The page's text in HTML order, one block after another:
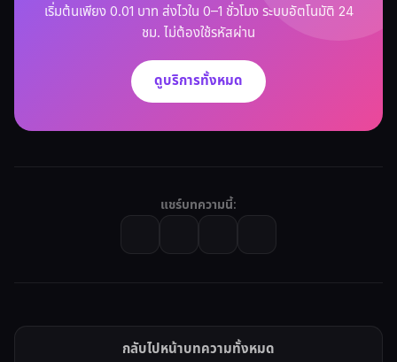
เริ่มต้นเพียง 0.01 บาท ส่งไวใน 0–1 ชั่วโมง ระบบอัตโนมัติ 24
ชม. ไม่ต้องใช้รหัสผ่าน
ดูบริการทั้งหมด
แชร์บทความนี้:
กลับไปหน้าบทความทั้งหมด